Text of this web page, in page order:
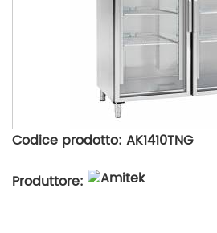
Codice prodotto: AK1410TNG
Produttore: